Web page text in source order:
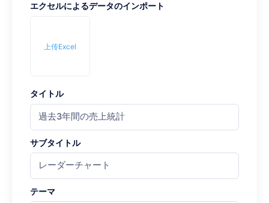
エクセルによるデータのインポート
上传Excel
タイトル
サブタイトル
テーマ